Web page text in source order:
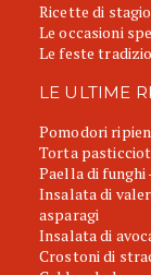
Ricette di
Le occasioni
Le feste
LE ULTIME
Pomodori
Torta
Paella di funghi
Insalata di
asparagi
Insalata di
Crostoni di